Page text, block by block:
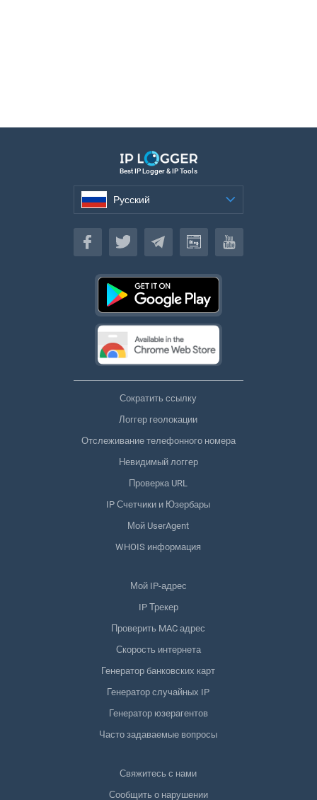
Best IP Logger & IP Tools
Русский
Русский
Сократить ссылку
Логгер геолокации
Отслеживание телефонного номера
Невидимый логгер
Проверка URL
IP Счетчики и Юзербары
Мой UserAgent
WHOIS информация
Мой IP-адрес
IP Трекер
Проверить MAC адрес
Скорость интернета
Генератор банковских карт
Генератор случайных IP
Генератор юзерагентов
Часто задаваемые вопросы
Свяжитесь с нами
Сообщить о нарушении